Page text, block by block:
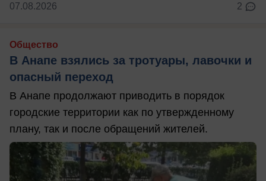
07.08.2026 2
Общество
В Анапе взялись за тротуары, лавочки и
опасный переход
В Анапе продолжают приводить в порядок
городские территории как по утвержденному
плану, так и после обращений жителей.